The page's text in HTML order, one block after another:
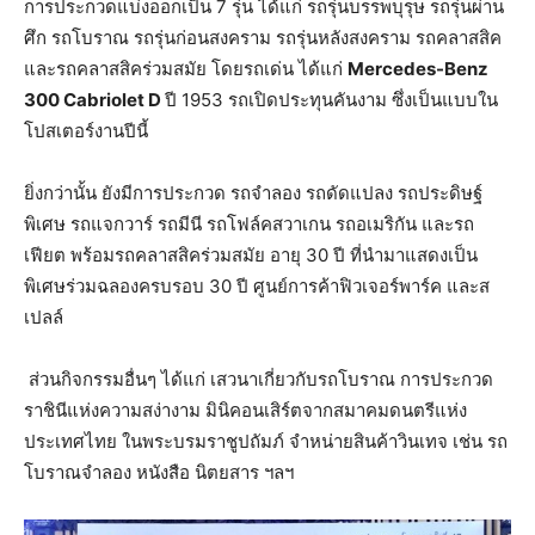
การประกวดแบ่งออกเป็น 7 รุ่น ได้แก่ รถรุ่นบรรพบุรุษ รถรุ่นผ่าน
ศึก รถโบราณ รถรุ่นก่อนสงคราม รถรุ่นหลังสงคราม รถคลาสสิค
และรถคลาสสิคร่วมสมัย โดยรถเด่น ได้แก่ Mercedes-Benz
300 Cabriolet D ปี 1953 รถเปิดประทุนคันงาม ซึ่งเป็นแบบใน
โปสเตอร์งานปีนี้
ยิ่งกว่านั้น ยังมีการประกวด รถจำลอง รถดัดแปลง รถประดิษฐ์
พิเศษ รถแจกวาร์ รถมีนี รถโฟล์คสวาเกน รถอเมริกัน และรถ
เฟียต พร้อมรถคลาสสิคร่วมสมัย อายุ 30 ปี ที่นำมาแสดงเป็น
พิเศษร่วมฉลองครบรอบ 30 ปี ศูนย์การค้าฟิวเจอร์พาร์ค และส
เปลล์
ส่วนกิจกรรมอื่นๆ ได้แก่ เสวนาเกี่ยวกับรถโบราณ การประกวด
ราชินีแห่งความสง่างาม มินิคอนเสิร์ตจากสมาคมดนตรีแห่ง
ประเทศไทย ในพระบรมราชูปถัมภ์ จำหน่ายสินค้าวินเทจ เช่น รถ
โบราณจำลอง หนังสือ นิตยสาร ฯลฯ